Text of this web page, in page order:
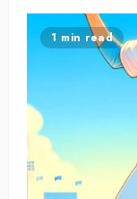
1 min read